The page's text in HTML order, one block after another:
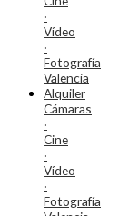
·
Vídeo
·
Fotografía
Valencia
Alquiler
Cámaras
·
Cine
·
Vídeo
·
Fotografía